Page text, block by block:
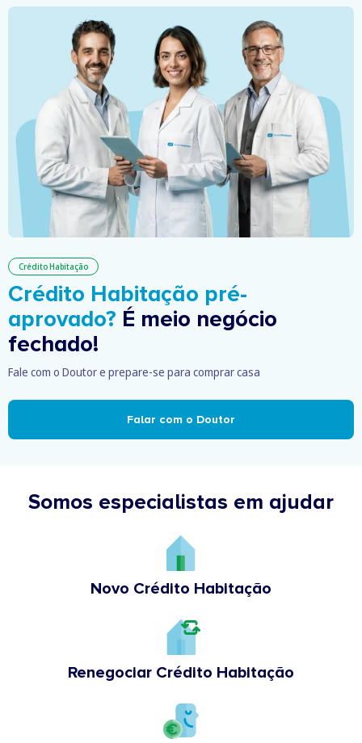
Crédito Habitação
Crédito Habitação pré-
aprovado? É meio negócio
fechado!
Fale com o Doutor e prepare-se para comprar casa
Falar com o Doutor
Somos especialistas em ajudar
Novo Crédito Habitação
Renegociar Crédito Habitação